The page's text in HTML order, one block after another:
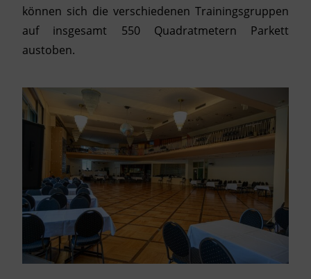
können sich die verschiedenen Trainingsgruppen
auf insgesamt 550 Quadratmetern Parkett
austoben.